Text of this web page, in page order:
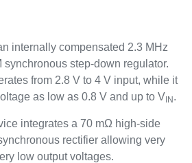
internally compensated 2.3 MHz
synchronous step-down regulator.
from 2.8 V to 4 V input, while it
as low as 0.8 V and up to V IN .
integrates a 70 mΩ high-side
rectifier allowing very
low output voltages.